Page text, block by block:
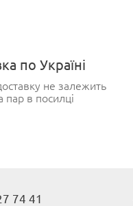
по Україні
не залежить
пар в посилці
74 41